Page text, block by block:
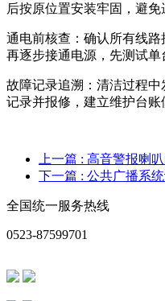
后按原位置安装牢固，避免
通电前核查：确认所有线路
再逐步接通电源，先测试单
故障记录追溯：清洁过程
记录并报修，建立维护台账
上一篇 : 高音警报喇
下一篇 : 公共广播系
全国统一服务热线
0523-87599701